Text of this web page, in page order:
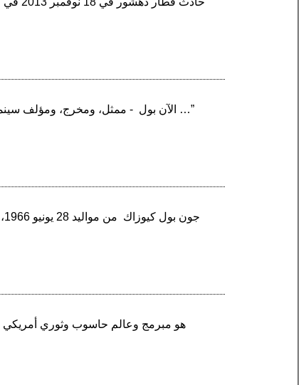
“الآن بول ‏ - ممثل، ومخرج، ومؤلف سينمائي وتلفزيوني أمريكي، اشتهر بتأليفه وإنتاجه للمسلسل الأمريكي الدرامي الشهير «ستة أقدام تحت الأرض» كما …”